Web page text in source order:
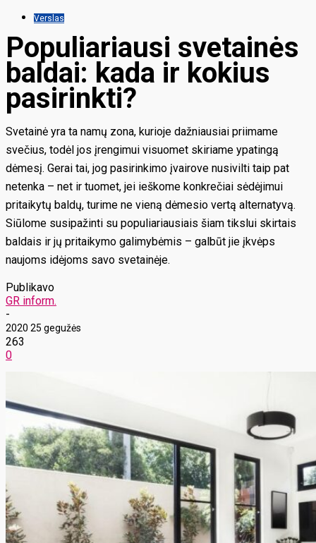
Verslas
Populiariausi svetainės
baldai: kada ir kokius
pasirinkti?
Svetainė yra ta namų zona, kurioje dažniausiai priimame
svečius, todėl jos įrengimui visuomet skiriame ypatingą
dėmesį. Gerai tai, jog pasirinkimo įvairove nusivilti taip pat
netenka – net ir tuomet, jei ieškome konkrečiai sėdėjimui
pritaikytų baldų, turime ne vieną dėmesio vertą alternatyvą.
Siūlome susipažinti su populiariausiais šiam tikslui skirtais
baldais ir jų pritaikymo galimybėmis – galbūt jie įkvėps
naujoms idėjoms savo svetainėje.
Publikavo
GR inform.
-
2020 25 gegužės
263
0